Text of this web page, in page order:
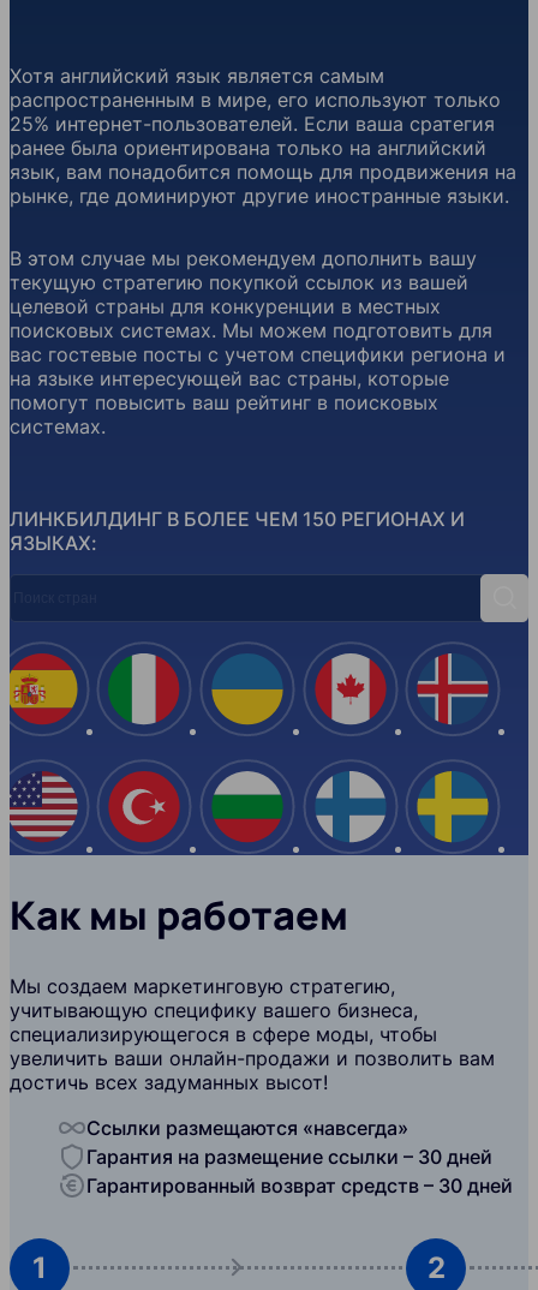
ЛИНКБИЛДИНГ В БОЛЕЕ ЧЕМ 150 РЕГИОНАХ И
ЯЗЫКАХ:
Хотя английский язык является самым
распространенным в мире, его используют только
25% интернет-пользователей. Если ваша сратегия
ранее была ориентирована только на английский
язык, вам понадобится помощь для продвижения на
рынке, где доминируют другие иностранные языки.
В этом случае мы рекомендуем дополнить вашу
текущую стратегию покупкой ссылок из вашей
целевой страны для конкуренции в местных
поисковых системах. Мы можем подготовить для
вас гостевые посты с учетом специфики региона и
на языке интересующей вас страны, которые
помогут повысить ваш рейтинг в поисковых
системах.
Испания
США
Италия
Турция
Украина
Болгария
Канада
Финляндия
Как мы работаем
Мы создаем маркетинговую стратегию,
учитывающую специфику вашего бизнеса,
специализирующегося в сфере моды, чтобы
увеличить ваши онлайн-продажи и позволить вам
достичь всех задуманных высот!
Ссылки размещаются «навсегда»
Гарантия на размещение ссылки – 30 дней
Гарантированный возврат средств – 30 дней
1 2